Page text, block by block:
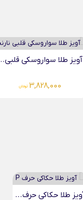
آویز طلا سواروسکی قلبی...
3,572,000 تومان